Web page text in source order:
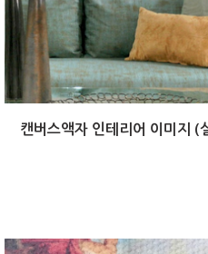
캔버스액자 인테리어 이미지 (